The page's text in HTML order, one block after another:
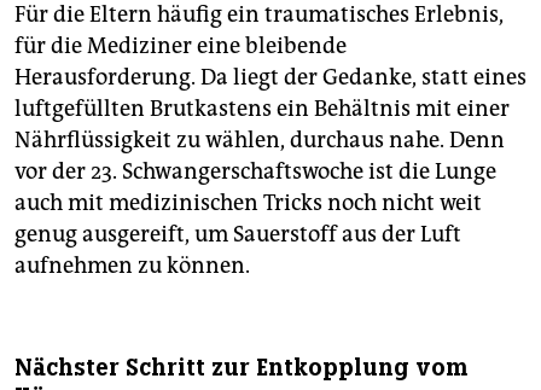
Für die Eltern häufig ein traumatisches Erlebnis,
für die Mediziner eine bleibende
Herausforderung. Da liegt der Gedanke, statt eines
luftgefüllten Brutkastens ein Behältnis mit einer
Nährflüssigkeit zu wählen, durchaus nahe. Denn
vor der 23. Schwangerschaftswoche ist die Lunge
auch mit medizinischen Tricks noch nicht weit
genug ausgereift, um Sauerstoff aus der Luft
aufnehmen zu können.
Nächster Schritt zur Entkopplung vom